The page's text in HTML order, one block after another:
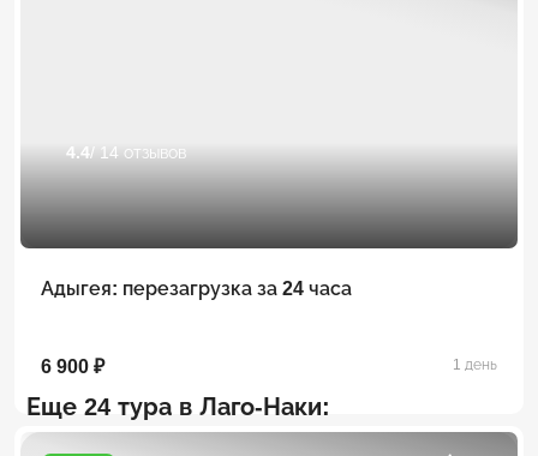
4.4/ 14 отзывов
Адыгея: перезагрузка за 24 часа
6 900 ₽ 1 день
Еще 24 тура в Лаго-Наки: